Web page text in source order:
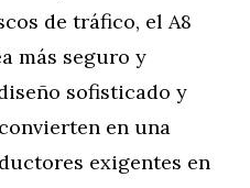
de tráfico, el A8
más seguro y
sofisticado y
en una
exigentes en